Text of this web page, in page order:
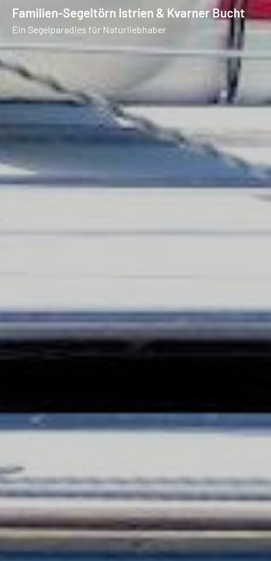
Familien-Segeltörn Istrien & Kvarner Bucht
Ein Segelparadies für Naturliebhaber